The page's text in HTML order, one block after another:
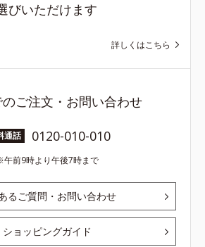
びいただけます
詳しくはこちら
ご注文・お問い合わせ
通話 0120-010-010
午前9時より午後7時まで
るご質問・お問い合わせ
ショッピングガイド